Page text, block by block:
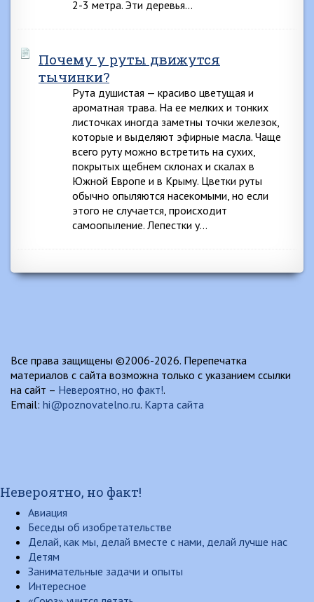
2-3 метра. Эти деревья…
Почему у руты движутся
тычинки?
Рута душистая — красиво цветущая и
ароматная трава. На ее мелких и тонких
листочках иногда заметны точки железок,
которые и выделяют эфирные масла. Чаще
всего руту можно встретить на сухих,
покрытых щебнем склонах и скалах в
Южной Европе и в Крыму. Цветки руты
обычно опыляются насекомыми, но если
этого не случается, происходит
самоопыление. Лепестки у…
Все права защищены ©2006-2026. Перепечатка
материалов с сайта возможна только с указанием ссылки
на сайт – Невероятно, но факт!.
Email: hi@poznovatelno.ru. Карта сайта
Невероятно, но факт!
Авиация
Беседы об изобретательстве
Делай, как мы, делай вместе с нами, делай лучше нас
Детям
Занимательные задачи и опыты
Интересное